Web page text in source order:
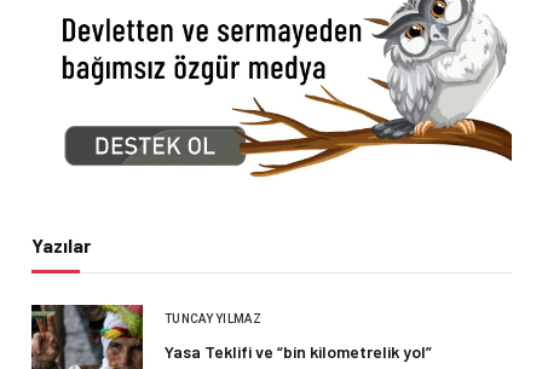
Yazılar
TUNCAY YILMAZ
Yasa Teklifi ve “bin kilometrelik yol”